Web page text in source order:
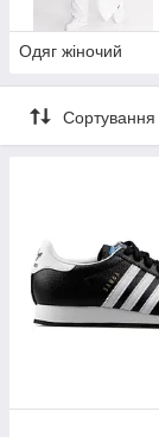
Одяг жіночий
Сортування